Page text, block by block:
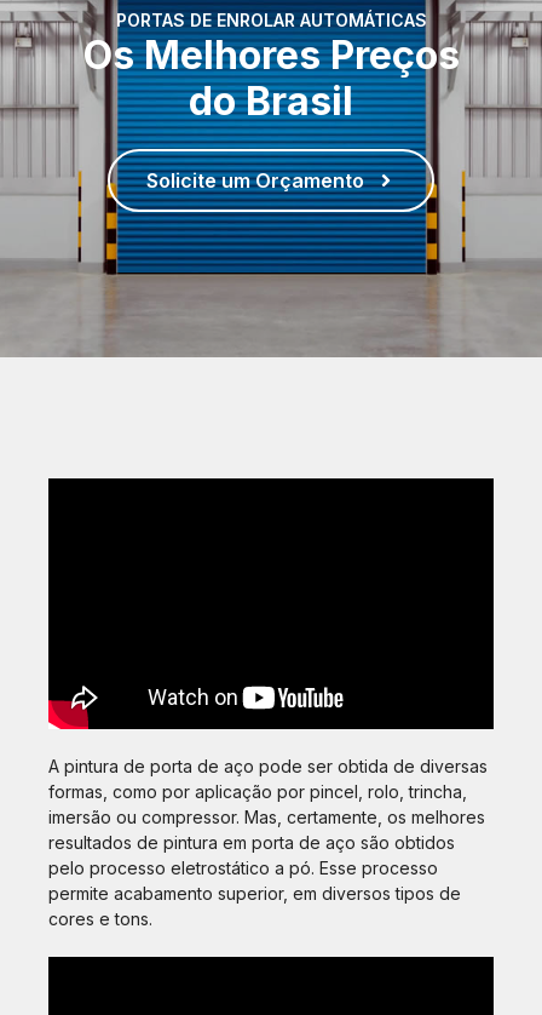
PORTAS DE ENROLAR AUTOMÁTICAS
Os Melhores Preços
do Brasil
Solicite um Orçamento
A pintura de porta de aço pode ser obtida de diversas
formas, como por aplicação por pincel, rolo, trincha,
imersão ou compressor. Mas, certamente, os melhores
resultados de pintura em porta de aço são obtidos
pelo processo eletrostático a pó. Esse processo
permite acabamento superior, em diversos tipos de
cores e tons.